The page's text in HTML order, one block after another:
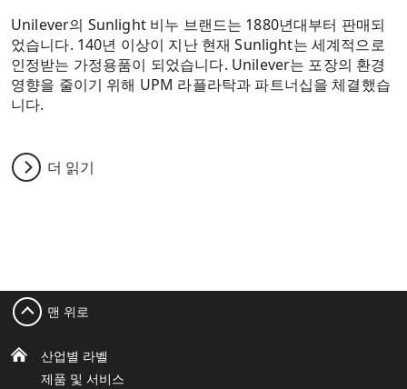
Unilever의 Sunlight 비누 브랜드는 1880년대부터 판매되
었습니다. 140년 이상이 지난 현재 Sunlight는 세계적으로
인정받는 가정용품이 되었습니다. Unilever는 포장의 환경
영향을 줄이기 위해 UPM 라플라탁과 파트너십을 체결했습
니다.
더 읽기
산업별 라벨
제품 및 서비스
맨 위로